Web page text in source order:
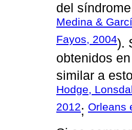
del
Medina &
Fayos, 2004).
obtenidos
similar a
Hodge,
2012; Orleans